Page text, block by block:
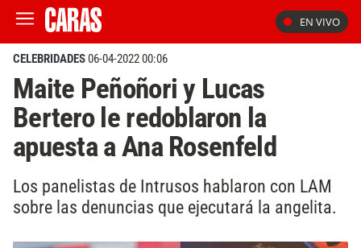
EN VIVO
CELEBRIDADES06-04-2022 00:06
Maite Peñoñori y Lucas
Bertero le redoblaron la
apuesta a Ana Rosenfeld
Los panelistas de Intrusos hablaron con LAM
sobre las denuncias que ejecutará la angelita.